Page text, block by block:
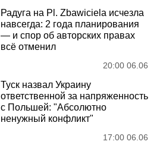
Радуга на Pl. Zbawiciela исчезла
навсегда: 2 года планирования
— и спор об авторских правах
всё отменил
20:00 06.06
Туск назвал Украину
ответственной за напряженность
с Польшей: "Абсолютно
ненужный конфликт"
17:00 06.06